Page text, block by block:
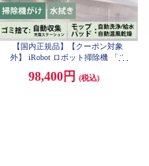
【国内正規品】【クーポン対象
外】 iRobot ロボット掃除機 「ル
(コンボ プラス オートウォッシュ)
98,400円 (税込)